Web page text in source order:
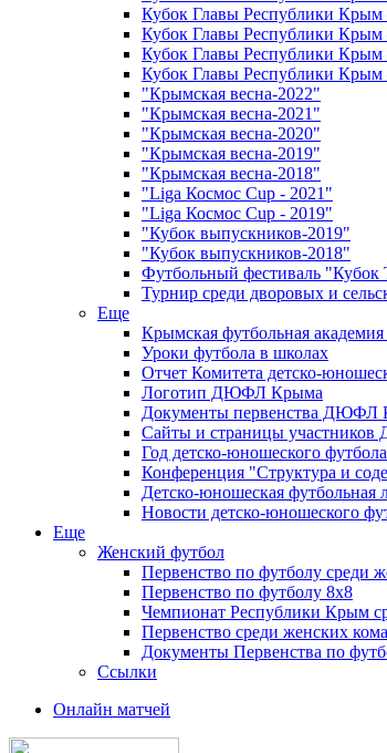
Кубок Главы Республики Крым
Кубок Главы Республики Крым
Кубок Главы Республики Крым
Кубок Главы Республики Крым
"Крымская весна-2022"
"Крымская весна-2021"
"Крымская весна-2020"
"Крымская весна-2019"
"Крымская весна-2018"
"Liga Космос Cup - 2021"
"Liga Космос Cup - 2019"
"Кубок выпускников-2019"
"Кубок выпускников-2018"
Футбольный фестиваль "Кубок
Турнир среди дворовых и
Еще
Крымская футбольная
Уроки футбола в школах
Отчет Комитета детско-
Логотип ДЮФЛ Крыма
Документы первенства ДЮФЛ
Сайты и страницы
Год детско-юношеского
Конференция "Структура и
Детско-юношеская футбольная
Новости детско-юношеского
Еще
Женский футбол
Первенство по футболу среди
Первенство по футболу 8х8
Чемпионат Республики Крым
Первенство среди женских
Документы Первенства по
Ссылки
Онлайн матчей